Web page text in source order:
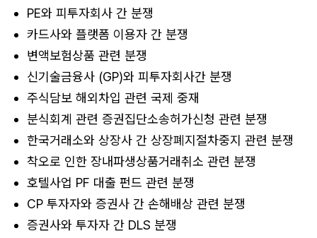
PE와 피투자회사 간 분쟁
카드사와 플랫폼 이용자 간 분쟁
변액보험상품 관련 분쟁
신기술금융사 (GP)와 피투자회사간 분쟁
주식담보 해외차입 관련 국제 중재
분식회계 관련 증권집단소송허가신청 관련 분쟁
한국거래소와 상장사 간 상장폐지절차중지 관련 분쟁
착오로 인한 장내파생상품거래취소 관련 분쟁
호텔사업 PF 대출 펀드 관련 분쟁
CP 투자자와 증권사 간 손해배상 관련 분쟁
증권사와 투자자 간 DLS 분쟁